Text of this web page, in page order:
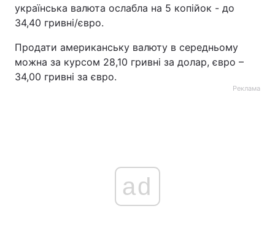
українська валюта ослабла на 5 копійок - до
34,40 гривні/євро.
Продати американську валюту в середньому
можна за курсом 28,10 гривні за долар, євро –
34,00 гривні за євро.
Реклама
ad